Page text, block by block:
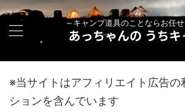
～キャンプ道具のことならお任
あっちゃんの うちキ
※当サイトはアフィリエイト広告の
ションを含んでいます